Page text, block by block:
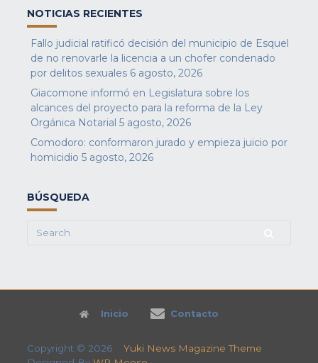
NOTICIAS RECIENTES
Fallo judicial ratificó decisión del municipio de Esquel
de no renovarle la licencia a un chofer condenado
por delitos sexuales 6 agosto, 2026
Giacomone informó en Legislatura sobre los
alcances del proyecto para la reforma de la Ley
Orgánica Notarial 5 agosto, 2026
Comodoro: conformaron jurado y empieza juicio por
homicidio 5 agosto, 2026
BÚSQUEDA
Search
Inicio Contacto
Copyright © 2026 Yuki News Magazine Theme